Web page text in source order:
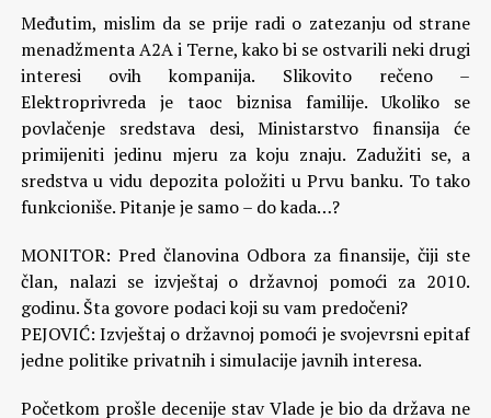
Međutim, mislim da se prije radi o zatezanju od strane
menadžmenta A2A i Terne, kako bi se ostvarili neki drugi
interesi ovih kompanija. Slikovito rečeno –
Elektroprivreda je taoc biznisa familije. Ukoliko se
povlačenje sredstava desi, Ministarstvo finansija će
primijeniti jedinu mjeru za koju znaju. Zadužiti se, a
sredstva u vidu depozita položiti u Prvu banku. To tako
funkcioniše. Pitanje je samo – do kada…?
MONITOR: Pred članovina Odbora za finansije, čiji ste
član, nalazi se izvještaj o državnoj pomoći za 2010.
godinu. Šta govore podaci koji su vam predočeni?
PEJOVIĆ: Izvještaj o državnoj pomoći je svojevrsni epitaf
jedne politike privatnih i simulacije javnih interesa.
Početkom prošle decenije stav Vlade je bio da država ne